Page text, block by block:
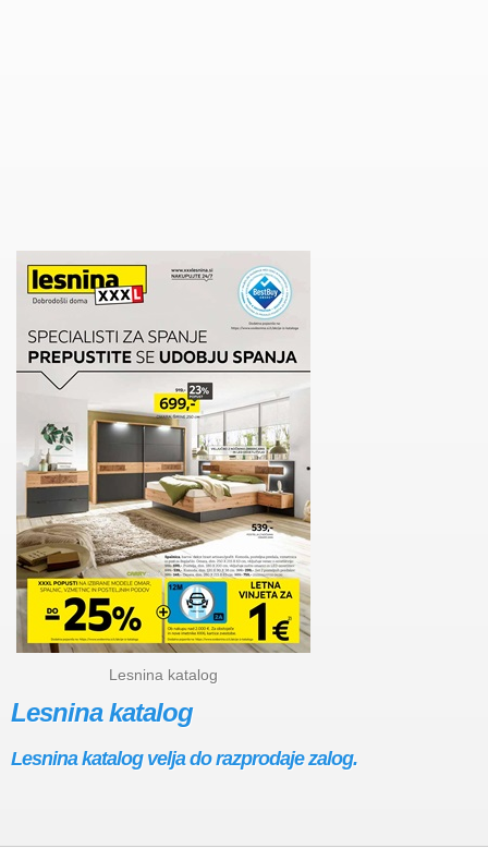
Lesnina katalog
Lesnina katalog
Lesnina katalog velja do razprodaje zalog.